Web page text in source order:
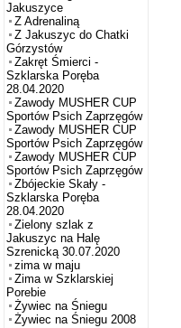
Jakuszyce
Z Adrenaliną
Z Jakuszyc do Chatki
Górzystów
Zakręt Śmierci -
Szklarska Poręba
28.04.2020
Zawody MUSHER CUP
Sportów Psich Zaprzęgów
Zawody MUSHER CUP
Sportów Psich Zaprzęgów
Zawody MUSHER CUP
Sportów Psich Zaprzęgów
Zbójeckie Skały -
Szklarska Poręba
28.04.2020
Zielony szlak z
Jakuszyc na Halę
Szrenicką 30.07.2020
zima w maju
Zima w Szklarskiej
Porebie
Żywiec na Śniegu
Żywiec na Śniegu 2008